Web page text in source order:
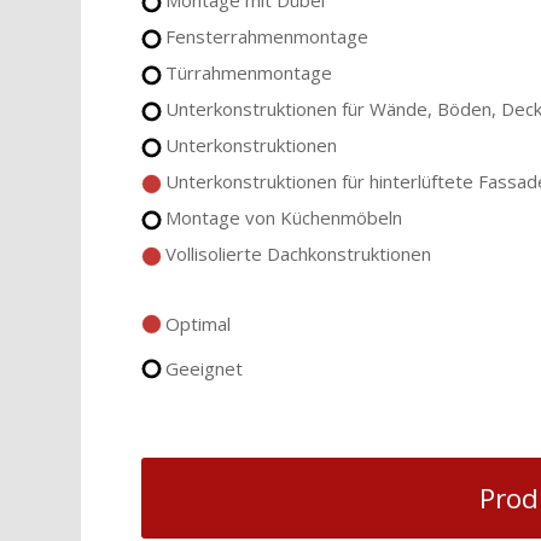
Fensterrahmenmontage
Türrahmenmontage
Unterkonstruktionen für Wände, Böden,
Unterkonstruktionen
Unterkonstruktionen für hinterlüftete
Montage von Küchenmöbeln
Vollisolierte Dachkonstruktionen
Optimal
Geeignet